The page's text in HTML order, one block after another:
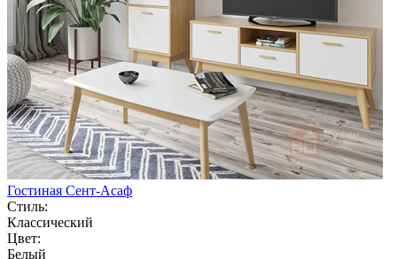
Гостиная Сент-Асаф
Стиль:
Классический
Цвет:
Белый